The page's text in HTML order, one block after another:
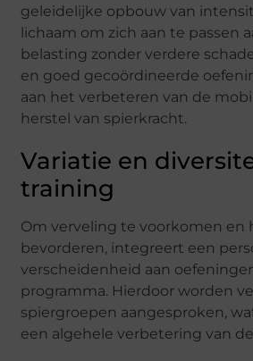
geleidelijke opbouw van
lichaam om zich aan te passen
belasting zonder verdere
en goed gecoördineerde
aan het verbeteren van de
herstel van spierkracht.
Variatie en
training
Om verveling te voorkomen en
bevorderen, integreert een
verscheidenheid aan
programma. Hierdoor worden
spiergroepen aangesproken,
een algehele verbetering van